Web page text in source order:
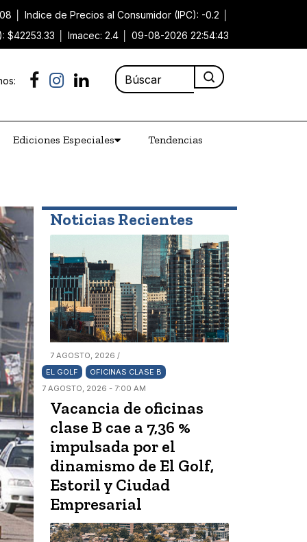
Indice de Precios al Consumidor (IPC): -0.2
$42253.33
Imacec: 2.4 09-08-2026 22:54:43
Ediciones Especiales Tendencias
Noticias Recientes
7 AGOSTO, 2026 /
EL GOLF
OFICINAS CLASE B
7 AGOSTO, 2026 - 7:00 AM
Vacancia de oficinas
clase B cae a 7,36 %
impulsada por el
dinamismo de El Golf,
Estoril y Ciudad
Empresarial